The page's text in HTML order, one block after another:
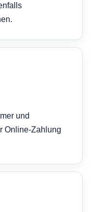
und
Online-Zahlung